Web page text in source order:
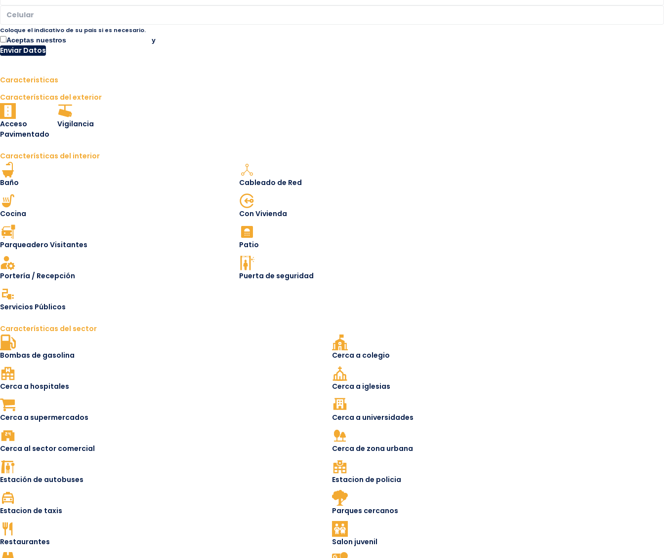
Coloque el indicativo de su pais si es necesario.
Aceptas nuestros
y
Enviar Datos
Caracteristicas
Características del exterior
Acceso
Pavimentado
Vigilancia
Características del interior
Baño Cableado de Red
Cocina Con Vivienda
Parqueadero Visitantes Patio
Portería / Recepción Puerta de seguridad
Servicios Públicos
Características del sector
Bombas de gasolina Cerca a colegio
Cerca a hospitales Cerca a iglesias
Cerca a supermercados Cerca a universidades
Cerca al sector comercial Cerca de zona urbana
Estación de autobuses Estacion de policia
Estacion de taxis Parques cercanos
Restaurantes Salon juvenil